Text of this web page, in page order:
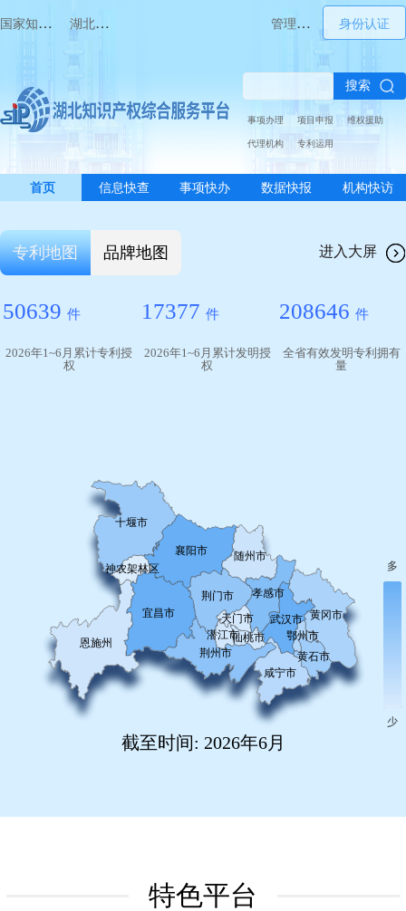
国家知识产权局门户网站 湖北省知识产权局门户网站 管理桌面 身份认证
搜索
事项办理 项目申报 维权援助
代理机构 专利运用
首页 信息快查 事项快办 数据快报 机构快访
专利地图 品牌地图 进入大屏
50639 件
2026年1~6月累计专利授
权
17377 件
2026年1~6月累计发明授
权
208646 件
全省有效发明专利拥有
量
截至时间: 2026年6月
特色平台